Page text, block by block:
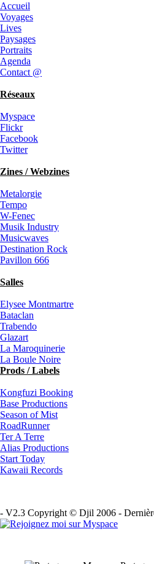
Accueil
Voyages
Lives
Paysages
Portraits
Agenda
Contact @
Réseaux
Myspace
Flickr
Facebook
Twitter
Zines / Webzines
Metalorgie
Tempo
W-Fenec
Musik Industry
Musicwaves
Destination Rock
Pavillon 666
Salles
Elysee Montmartre
Bataclan
Trabendo
Glazart
La Maroquinerie
La Boule Noire
Prods / Labels
Kongfuzi Booking
Base Productions
Season of Mist
RoadRunner
Ter A Terre
Alias Productions
Start Today
Kawaii Records
- V2.3 Copyright © Djil 2006 -